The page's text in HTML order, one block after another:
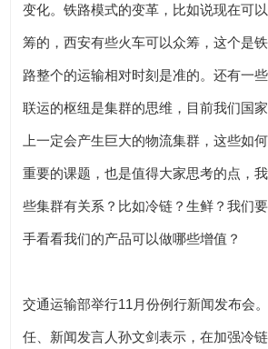
变化。铁路模式的变革，比如说现在可
筹的，西安有些火车可以众筹，这个是
路整个的运输相对时刻是准的。还有一
联运的枢纽是集群的思维，目前我们国
上一定会产生巨大的物流集群，这些如
重要的课题，也是值得大家思考的点，
些集群有关系？比如冷链？生鲜？我们
手看看我们的产品可以做哪些增值？
交通运输部举行11月份例行新闻发布会
任、新闻发言人孙文剑表示，在加强冷